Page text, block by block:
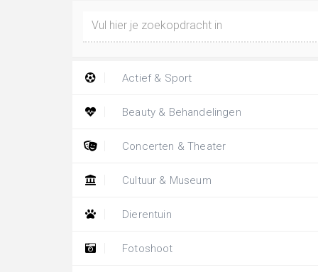
Actief & Sport
Beauty & Behandelingen
Concerten & Theater
Cultuur & Museum
Dierentuin
Fotoshoot